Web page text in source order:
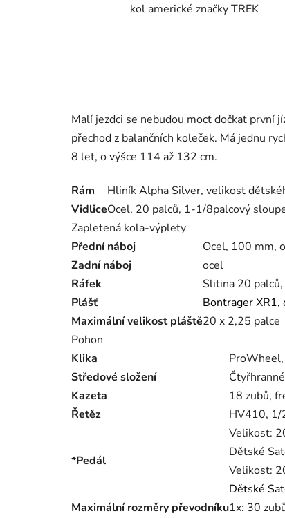
kol americké značky TREK
Malí jezdci se nebudou moct dočkat první
přechod z balančních koleček. Má jednu
8 let, o výšce 114 až 132 cm.
Rám
Hliník Alpha Silver, velikost
VidliceOcel, 20 palců, 1-1/8palcový
Zapletená kola-výplety
Přední náboj
Ocel, 100 mm,
Zadní náboj
ocel
Ráfek
Slitina 20
Plášť
Bontrager XR1,
Maximální velikost pláště20 x 2,25 palce
Pohon
Klika
Středové složení
Kazeta
18 zubů,
Řetěz
HV410, 1/
*Pedál
Velikost:
Dětské
Velikost:
Dětské
Maximální rozměry převodníku1x: 30